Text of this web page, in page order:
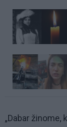
„Dabar